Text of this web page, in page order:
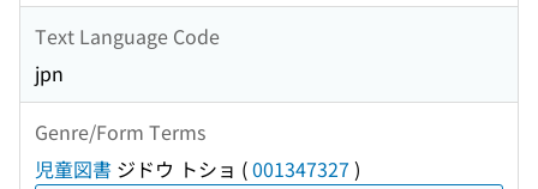
Text Language Code
jpn
Genre/Form Terms
児童図書 ジドウ トショ (001347327 )